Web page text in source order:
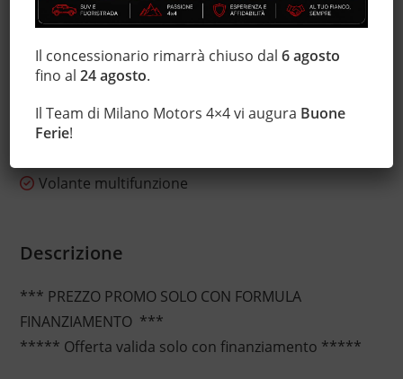
Specchietti laterali elettrici
Start/Stop Automatico
Telecamera per parcheggio assistito
Touch screen
USB
Vetri oscurati
Volante multifunzione
Descrizione
*** PREZZO PROMO SOLO CON FORMULA
FINANZIAMENTO ***
***** Offerta valida solo con finanziamento *****
Il concessionario rimarrà chiuso dal6 agosto
fino al24 agosto.
Il Team di Milano Motors 4×4 vi augura Buone
Ferie!